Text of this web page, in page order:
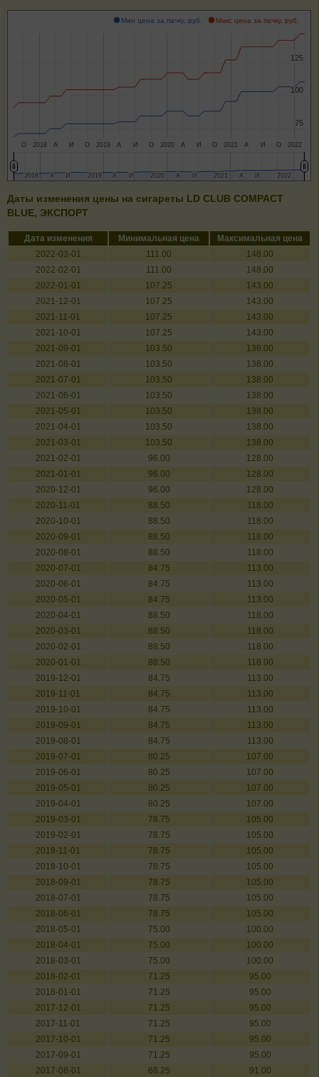
Мин цена за пачку, руб. Макс цена за пачку, руб.
2018 2019 2020 2021 2022
О А И О А И О А И О А И О
75
75
100
100
125
125
2018
2018 2019
2019 2020
2020 2021
2021 2022
2022
А
А ИИ А
А ИИ А
А ИИ А
А ИИ
Даты изменения цены на сигареты LD CLUB COMPACT
BLUE, ЭКСПОРТ
Дата изменения Минимальная цена
Максимальная цена
2022-03-01
111.00
148.00
2022-02-01
111.00
148.00
2022-01-01
107.25
143.00
2021-12-01
107.25
143.00
2021-11-01
107.25
143.00
2021-10-01
107.25
143.00
2021-09-01
103.50
138.00
2021-08-01
103.50
138.00
2021-07-01
103.50
138.00
2021-06-01
103.50
138.00
2021-05-01
103.50
138.00
2021-04-01
103.50
138.00
2021-03-01
103.50
138.00
2021-02-01
96.00
128.00
2021-01-01
96.00
128.00
2020-12-01
96.00
128.00
2020-11-01
88.50
118.00
2020-10-01
88.50
118.00
2020-09-01
88.50
118.00
2020-08-01
88.50
118.00
2020-07-01
84.75
113.00
2020-06-01
84.75
113.00
2020-05-01
84.75
113.00
2020-04-01
88.50
118.00
2020-03-01
88.50
118.00
2020-02-01
88.50
118.00
2020-01-01
88.50
118.00
2019-12-01
84.75
113.00
2019-11-01
84.75
113.00
2019-10-01
84.75
113.00
2019-09-01
84.75
113.00
2019-08-01
84.75
113.00
2019-07-01
80.25
107.00
2019-06-01
80.25
107.00
2019-05-01
80.25
107.00
2019-04-01
80.25
107.00
2019-03-01
78.75
105.00
2019-02-01
78.75
105.00
2018-11-01
78.75
105.00
2018-10-01
78.75
105.00
2018-09-01
78.75
105.00
2018-07-01
78.75
105.00
2018-06-01
78.75
105.00
2018-05-01
75.00
100.00
2018-04-01
75.00
100.00
2018-03-01
75.00
100.00
2018-02-01
71.25
95.00
2018-01-01
71.25
95.00
2017-12-01
71.25
95.00
2017-11-01
71.25
95.00
2017-10-01
71.25
95.00
2017-09-01
71.25
95.00
2017-08-01
68.25 91.00